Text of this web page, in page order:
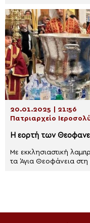
20.01.2025 | 21:56
Πατριαρχείο
Η εορτή των
Με εκκλησιαστική
τα Άγια Θεοφάνεια